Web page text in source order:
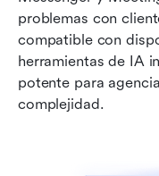
problemas con
compatible con
herramientas de IA
potente para
complejidad.